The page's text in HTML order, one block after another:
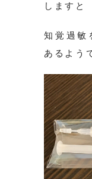
しますと
知覚過敏
あるよう